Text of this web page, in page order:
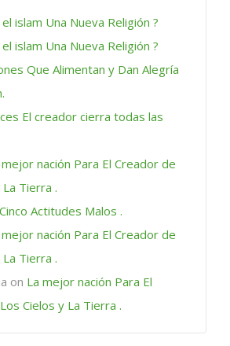
el islam Una Nueva Religión ?
el islam Una Nueva Religión ?
Que Alimentan y Dan Alegría
El creador cierra todas las
mejor nación Para El Creador de
Tierra .
Actitudes Malos .
mejor nación Para El Creador de
Tierra .
on La mejor nación Para El
Cielos y La Tierra .